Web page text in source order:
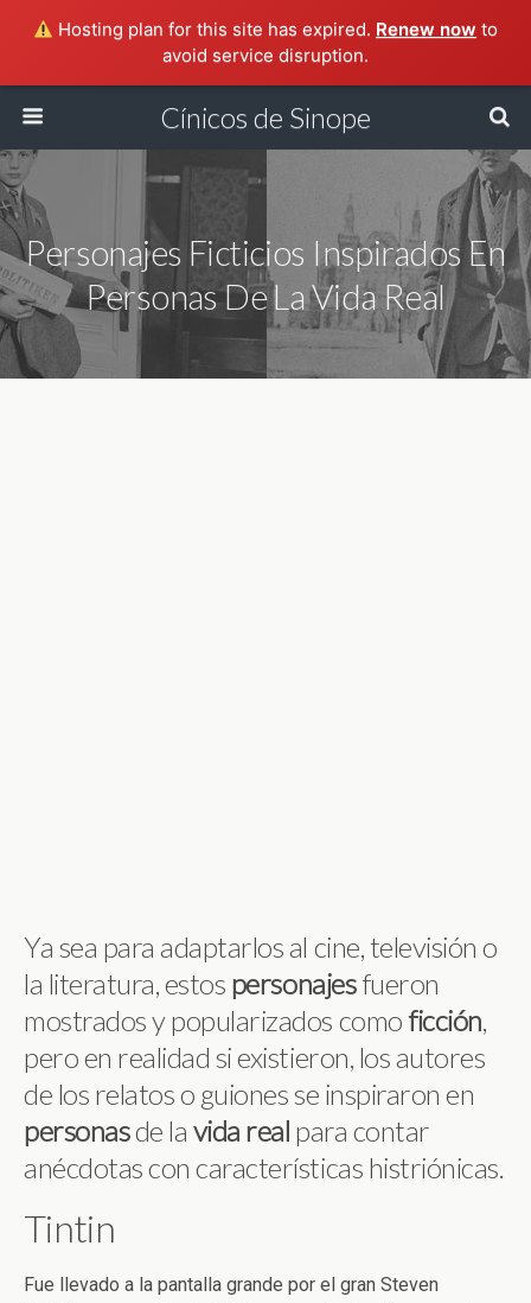
Hosting plan for this site has expired. Renew now to
avoid service disruption.
Cínicos de Sinope
Personajes Ficticios Inspirados En
Personas De La Vida Real
Ya sea para adaptarlos al cine, televisión o
la literatura, estos personajesfueron
mostrados y popularizados comoficción,
pero en realidad si existieron, los autores
de los relatos o guiones se inspiraron en
personasde la vida real para contar
anécdotas con características histriónicas.
Tintin
Fue llevado a la pantalla grande por el gran Steven